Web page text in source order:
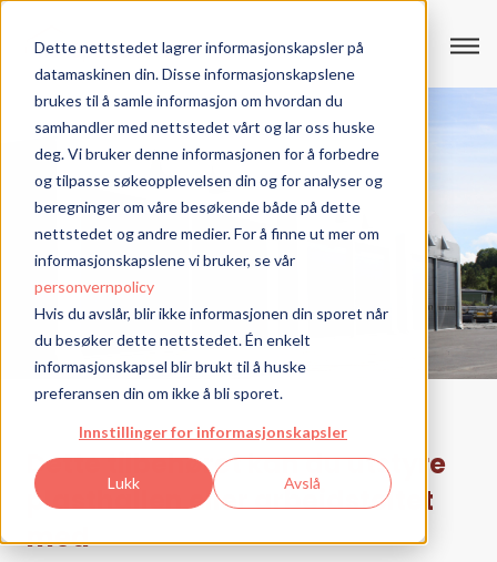
Dette nettstedet lagrer informasjonskapsler på
datamaskinen din. Disse informasjonskapslene
brukes til å samle informasjon om hvordan du
samhandler med nettstedet vårt og lar oss huske
deg. Vi bruker denne informasjonen for å forbedre
og tilpasse søkeopplevelsen din og for analyser og
beregninger om våre besøkende både på dette
nettstedet og andre medier. For å finne ut mer om
informasjonskapslene vi bruker, se vår
personvernpolicy
Hvis du avslår, blir ikke informasjonen din sporet når
du besøker dette nettstedet. Én enkelt
informasjonskapsel blir brukt til å huske
preferansen din om ikke å bli sporet.
Innstillinger for informasjonskapsler
Lukk Avslå
Dette tilbehøret kan du utstyre
plasthallen eller arbeidsteltet
med